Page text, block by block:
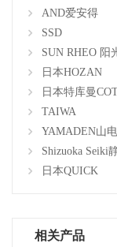
AND爱安得
SSD
SUN RHEO 阳
日本HOZAN
日本特库曼
TAIWA
YAMADEN山电
Shizuoka Seiki
日本QUICK
相关产品